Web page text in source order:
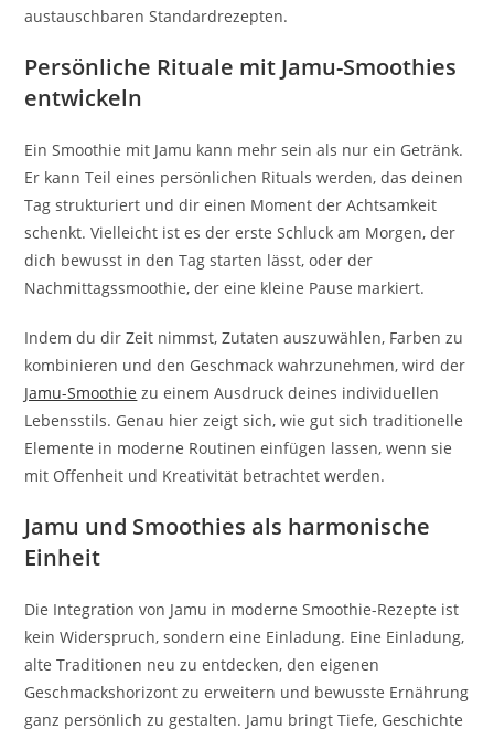
austauschbaren Standardrezepten.
Persönliche Rituale mit Jamu-Smoothies
entwickeln
Ein Smoothie mit Jamu kann mehr sein als nur ein Getränk.
Er kann Teil eines persönlichen Rituals werden, das deinen
Tag strukturiert und dir einen Moment der Achtsamkeit
schenkt. Vielleicht ist es der erste Schluck am Morgen, der
dich bewusst in den Tag starten lässt, oder der
Nachmittagssmoothie, der eine kleine Pause markiert.
Indem du dir Zeit nimmst, Zutaten auszuwählen, Farben zu
kombinieren und den Geschmack wahrzunehmen, wird der
Jamu-Smoothie zu einem Ausdruck deines individuellen
Lebensstils. Genau hier zeigt sich, wie gut sich traditionelle
Elemente in moderne Routinen einfügen lassen, wenn sie
mit Offenheit und Kreativität betrachtet werden.
Jamu und Smoothies als harmonische
Einheit
Die Integration von Jamu in moderne Smoothie-Rezepte ist
kein Widerspruch, sondern eine Einladung. Eine Einladung,
alte Traditionen neu zu entdecken, den eigenen
Geschmackshorizont zu erweitern und bewusste Ernährung
ganz persönlich zu gestalten. Jamu bringt Tiefe, Geschichte